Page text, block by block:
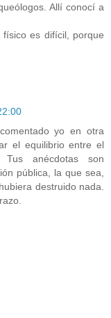
Allí conocí a
es difícil, porque
yo en otra
el equilibrio entre el
anécdotas son
pública, la que sea,
destruido nada.